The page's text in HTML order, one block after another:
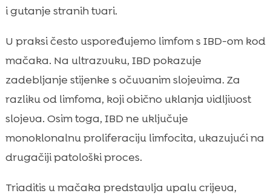
i gutanje stranih tvari.
U praksi često uspoređujemo limfom s IBD-om kod
mačaka. Na ultrazvuku, IBD pokazuje
zadebljanje stijenke s očuvanim slojevima. Za
razliku od limfoma, koji obično uklanja vidljivost
slojeva. Osim toga, IBD ne uključuje
monoklonalnu proliferaciju limfocita, ukazujući na
drugačiji patološki proces.
Triaditis u mačaka predstavlja upalu crijeva,